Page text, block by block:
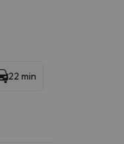
22 min